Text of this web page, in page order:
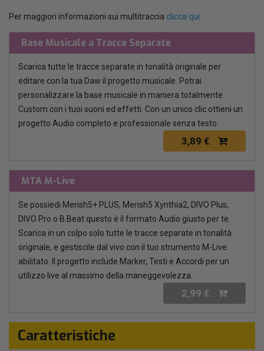
Per maggiori informazioni sui multitraccia clicca qui
Base Musicale a Tracce Separate
Scarica tutte le tracce separate in tonalità originale per
editare con la tua Daw il progetto musicale. Potrai
personalizzare la base musicale in maniera totalmente
Custom con i tuoi suoni ed effetti. Con un unico clic ottieni un
progetto Audio completo e professionale senza testo.
3,89 €
MTA M-Live
Se possiedi Merish5+ PLUS, Merish5 Xynthia2, DIVO Plus,
DIVO Pro o B.Beat questo è il formato Audio giusto per te.
Scarica in un colpo solo tutte le tracce separate in tonalità
originale, e gestiscile dal vivo con il tuo strumento M-Live
abilitato. Il progetto include Marker, Testi e Accordi per un
utilizzo live al massimo della maneggevolezza.
2,99 €
Caratteristiche